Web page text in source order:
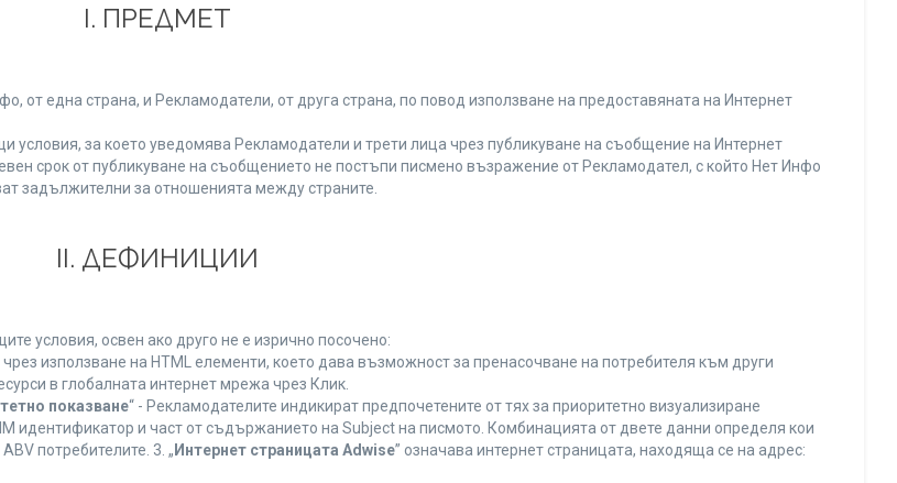
І. ПРЕДМЕТ
една страна, и Рекламодатели, от друга страна, по повод използване на предоставяната на Интернет
за което уведомява Рекламодатели и трети лица чрез публикуване на съобщение на Интернет
срок от публикуване на съобщението не постъпи писмено възражение от Рекламодател, с който Нет Инфо
задължителни за отношенията между страните.
ІІ. ДЕФИНИЦИИ
условия, освен ако друго не е изрично посочено:
използване на HTML елементи, което дава възможност за пренасочване на потребителя към други
в глобалната интернет мрежа чрез Клик.
показване“ - Рекламодателите индикират предпочетените от тях за приоритетно визуализиране
идентификатор и част от съдържанието на Subject на писмото. Комбинацията от двете данни определя кои
потребителите. 3. „ Интернет страницата Adwise” означава интернет страницата, находяща се на адрес: